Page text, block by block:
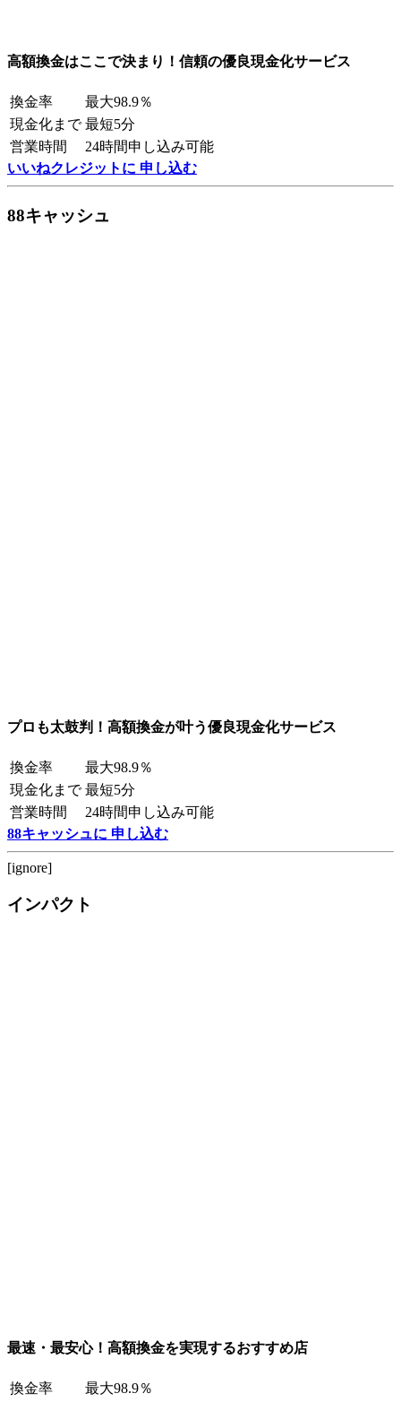
高額換金はここで決まり！信頼の優良現金化サービス
換金率
最大98.9％
現金化まで 最短5分
営業時間
24時間申し込み可能
いいねクレジットに 申し込む
88キャッシュ
プロも太鼓判！高額換金が叶う優良現金化サービス
換金率
最大98.9％
現金化まで 最短5分
営業時間
24時間申し込み可能
88キャッシュに 申し込む
[ignore]
インパクト
最速・最安心！高額換金を実現するおすすめ店
換金率
最大98.9％